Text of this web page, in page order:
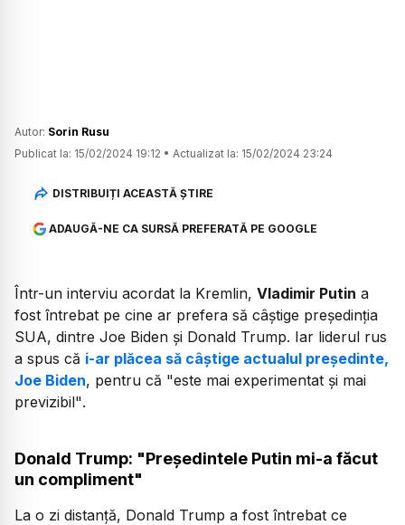
Autor: Sorin Rusu
Publicat la: 15/02/2024 19:12 • Actualizat la: 15/02/2024 23:24
DISTRIBUIȚI ACEASTĂ ȘTIRE
ADAUGĂ-NE CA SURSĂ PREFERATĂ PE GOOGLE
Într-un interviu acordat la Kremlin, Vladimir Putin a
fost întrebat pe cine ar prefera să câștige președinția
SUA, dintre Joe Biden și Donald Trump. Iar liderul rus
a spus că i-ar plăcea să câștige actualul președinte,
Joe Biden, pentru că "este mai experimentat și mai
previzibil".
Donald Trump: "Președintele Putin mi-a făcut
un compliment"
La o zi distanță, Donald Trump a fost întrebat ce